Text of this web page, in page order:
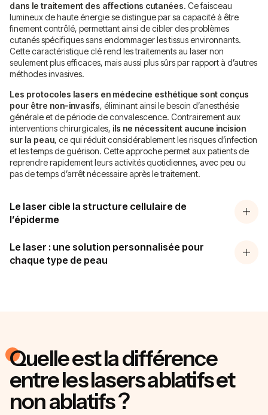
dans le traitement des affections cutanées. Ce faisceau
lumineux de haute énergie se distingue par sa capacité à être
finement contrôlé, permettant ainsi de cibler des problèmes
cutanés spécifiques sans endommager les tissus environnants.
Cette caractéristique clé rend les traitements au laser non
seulement plus efficaces, mais aussi plus sûrs par rapport à d’autres
méthodes invasives.
Les protocoles lasers en médecine esthétique sont conçus
pour être non-invasifs, éliminant ainsi le besoin d’anesthésie
générale et de période de convalescence. Contrairement aux
interventions chirurgicales, ils ne nécessitent aucune incision
sur la peau, ce qui réduit considérablement les risques d’infection
et les temps de guérison. Cette approche permet aux patients de
reprendre rapidement leurs activités quotidiennes, avec peu ou
pas de temps d’arrêt nécessaire après le traitement.
Le laser cible la structure cellulaire de
l’épiderme
Le laser : une solution personnalisée pour
chaque type de peau
Quelle est la différence
entre les lasers ablatifs et
non ablatifs ?